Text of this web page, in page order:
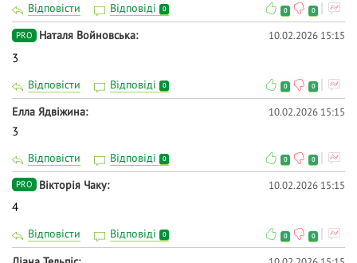
Відповісти Відповіді 0 0 0
PRO Наталя Войновська 10.02.2026 15:15
3
Відповісти Відповіді 0 0 0
Елла Ядвіжина 10.02.2026 15:15
3
Відповісти Відповіді 0 0 0
PRO Вiкторiя Чаку 10.02.2026 15:15
4
Відповісти Відповіді 0 0 0